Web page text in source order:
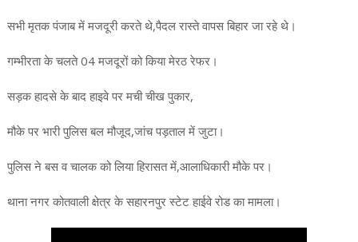
सभी मृतक पंजाब में मजदूरी करते थे,पैदल रास्ते वापस बिहार जा रहे थे।
गम्भीरता के चलते 04 मजदूरों को किया मेरठ रेफर।
सड़क हादसे के बाद हाइवे पर मची चीख पुकार,
मौके पर भारी पुलिस बल मौजूद,जांच पड़ताल में जुटा।
पुलिस ने बस व चालक को लिया हिरासत में,आलाधिकारी मौके पर।
थाना नगर कोतवाली क्षेत्र के सहारनपुर स्टेट हाईवे रोड का मामला।